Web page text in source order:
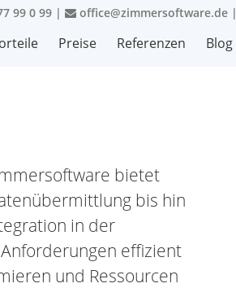
99 0 99 | office@zimmersoftware.de |
Preise Referenzen Blog
bietet
bis hin
in der
effizient
und Ressourcen